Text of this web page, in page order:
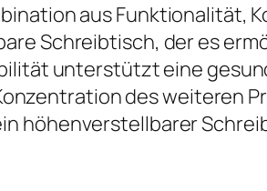
aus Funktionalität,
Schreibtisch, der es
unterstützt eine
des weiteren
höhenverstellbarer